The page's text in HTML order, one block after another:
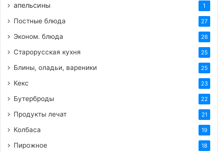
апельсины 1
Постные блюда 27
Эконом. блюда 26
Старорусская кухня 25
Блины, оладьи, вареники 25
Кекс 23
Бутерброды 22
Продукты лечат 21
Колбаса 19
Пирожное 18